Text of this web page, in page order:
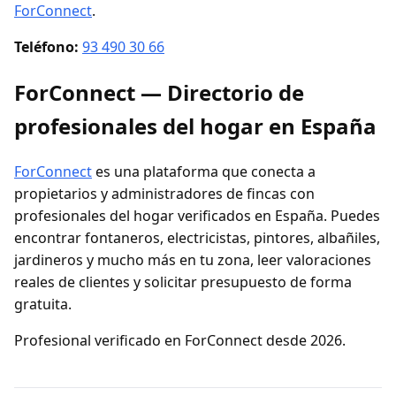
ForConnect.
Teléfono: 93 490 30 66
ForConnect — Directorio de
profesionales del hogar en España
ForConnectes una plataforma que conecta a
propietarios y administradores de fincas con
profesionales del hogar verificados en España. Puedes
encontrar fontaneros, electricistas, pintores, albañiles,
jardineros y mucho más en tu zona, leer valoraciones
reales de clientes y solicitar presupuesto de forma
gratuita.
Profesional verificado en ForConnect desde 2026.